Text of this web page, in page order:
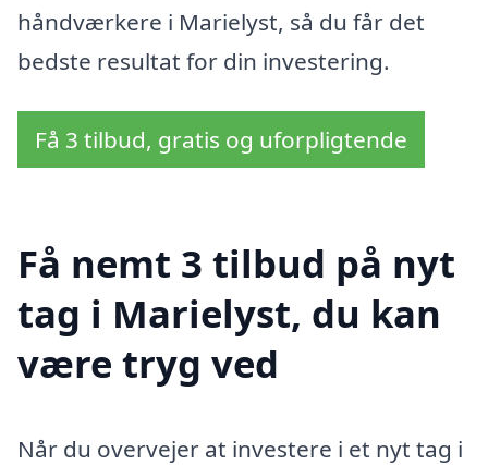
håndværkere i Marielyst, så du får det
bedste resultat for din investering.
Få 3 tilbud, gratis og uforpligtende
Få nemt 3 tilbud på nyt
tag i Marielyst, du kan
være tryg ved
Når du overvejer at investere i et nyt tag i